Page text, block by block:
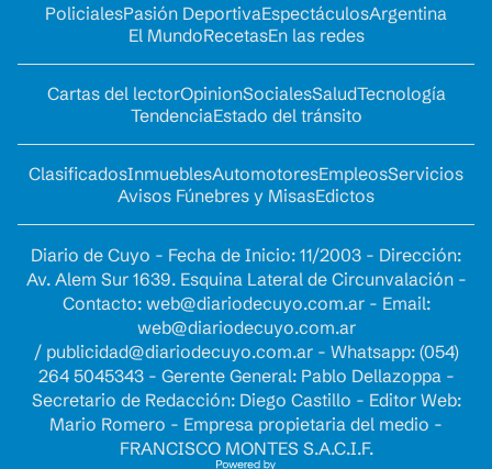
PolicialesPasión DeportivaEspectáculosArgentina
El MundoRecetasEn las redes
Cartas del lectorOpinionSocialesSaludTecnología
TendenciaEstado del tránsito
ClasificadosInmueblesAutomotoresEmpleosServicios
Avisos Fúnebres y MisasEdictos
Diario de Cuyo - Fecha de Inicio: 11/2003 - Dirección:
Av. Alem Sur 1639. Esquina Lateral de Circunvalación -
Contacto: web@diariodecuyo.com.ar- Email:
web@diariodecuyo.com.ar
/ publicidad@diariodecuyo.com.ar- Whatsapp: (054)
264 5045343 - Gerente General: Pablo Dellazoppa -
Secretario de Redacción: Diego Castillo - Editor Web:
Mario Romero - Empresa propietaria del medio -
FRANCISCO MONTES S.A.C.I.F.